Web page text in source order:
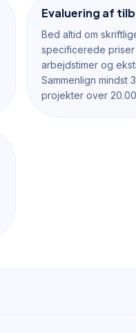
Evaluering af
Bed altid om
specificerede priser
arbejdstimer og
Sammenlign mindst
projekter over